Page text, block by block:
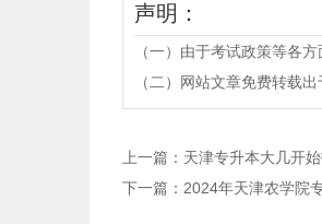
声明：
（一）由于考试政策等各
（二）网站文章免费转载
上一篇： 天津专升本大几开
下一篇： 2024年天津农学院